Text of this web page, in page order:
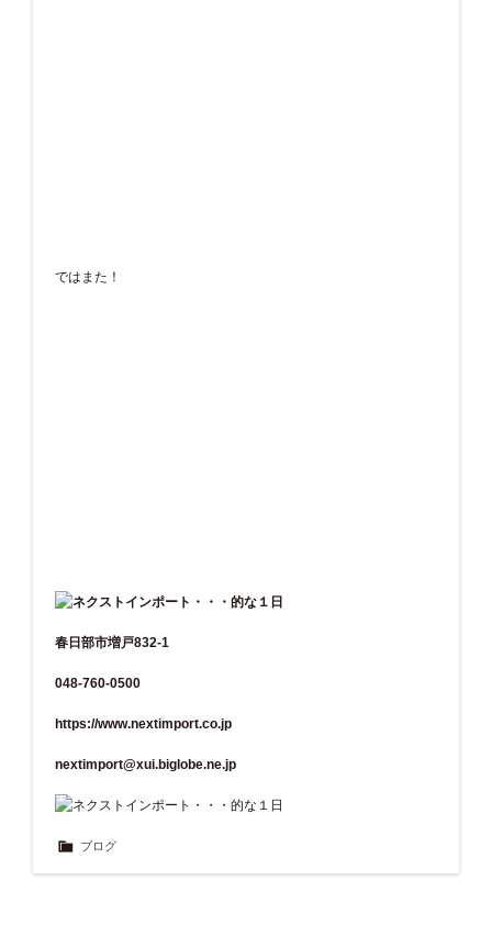
ではまた！
春日部市増戸832-1
048-760-0500
https://www.nextimport.co.jp
nextimport@xui.biglobe.ne.jp
ブログ